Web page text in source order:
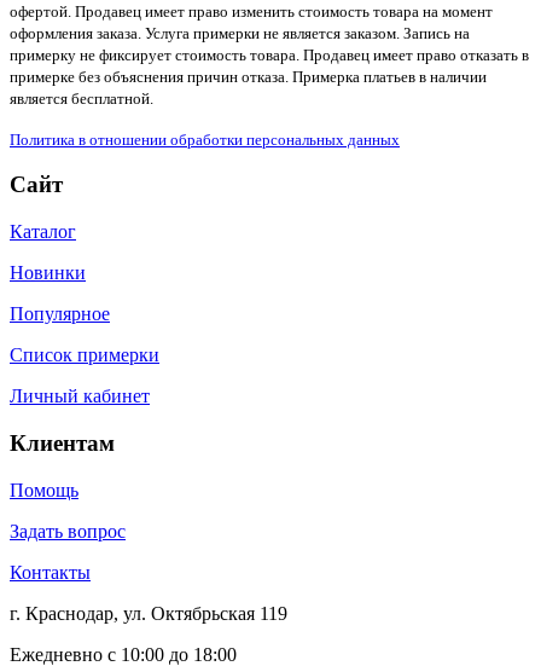
офертой. Продавец имеет право изменить стоимость товара на момент
оформления заказа. Услуга примерки не является заказом. Запись на
примерку не фиксирует стоимость товара. Продавец имеет право отказать в
примерке без объяснения причин отказа. Примерка платьев в наличии
является бесплатной.
Политика в отношении обработки персональных данных
Сайт
Каталог
Новинки
Популярное
Список примерки
Личный кабинет
Клиентам
Помощь
Задать вопрос
Контакты
г. Краснодар, ул. Октябрьская 119
Ежедневно с 10:00 до 18:00